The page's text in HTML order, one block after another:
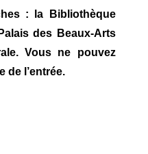
: la Bibliothèque
des Beaux-Arts
Vous ne pouvez
de l’entrée.